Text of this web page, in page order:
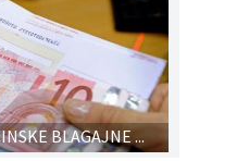
BLAGAJNE ...